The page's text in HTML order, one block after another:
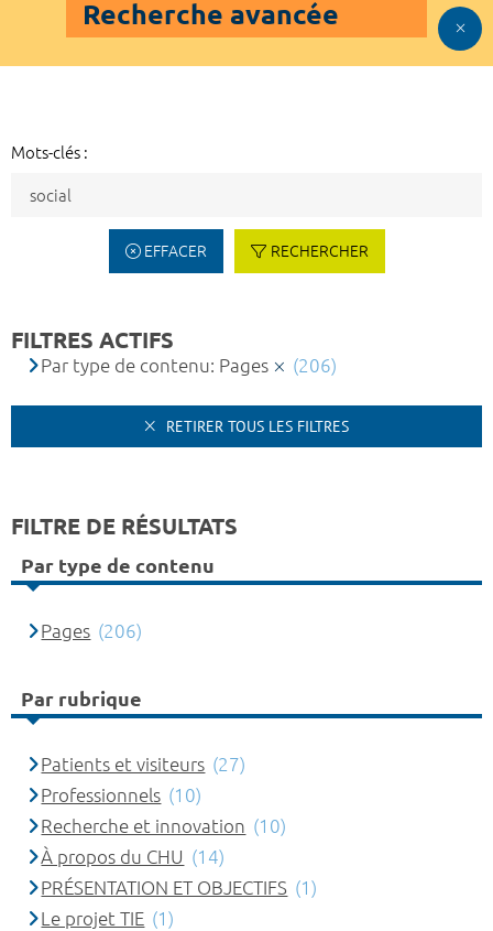
Recherche avancée
Mots-clés :
EFFACER RECHERCHER
FILTRES ACTIFS
Par type de contenu: Pages (206)
RETIRER TOUS LES FILTRES
FILTRE DE RÉSULTATS
Par type de contenu
Pages (206)
Par rubrique
Patients et visiteurs (27)
Professionnels (10)
Recherche et innovation (10)
À propos du CHU (14)
PRÉSENTATION ET OBJECTIFS (1)
Le projet TIE (1)